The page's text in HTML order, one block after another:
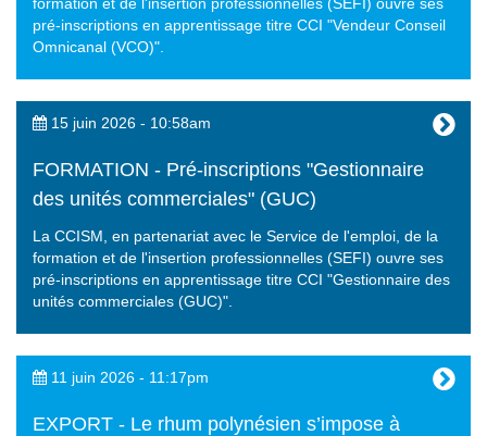
pré-inscriptions en apprentissage titre CCI "Vendeur Conseil
Omnicanal (VCO)".
15 juin 2026 - 10:58am
FORMATION - Pré-inscriptions "Gestionnaire
des unités commerciales" (GUC)
La CCISM, en partenariat avec le Service de l'emploi, de la
formation et de l'insertion professionnelles (SEFI) ouvre ses
pré-inscriptions en apprentissage titre CCI "Gestionnaire des
unités commerciales (GUC)".
11 juin 2026 - 11:17pm
EXPORT - Le rhum polynésien s’impose à